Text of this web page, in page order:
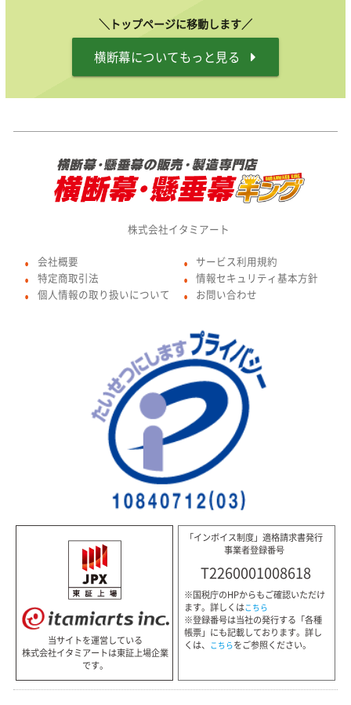
＼トップページに移動します／
横断幕についてもっと見る
株式会社イタミアート
● 会社概要
● 特定商取引法
● 個人情報の取り扱いについて
● サービス利用規約
● 情報セキュリティ基本方針
● お問い合わせ
当サイトを運営している
株式会社イタミアートは東証上場企業
です。
「インボイス制度」適格請求書発行
事業者登録番号
T2260001008618
※国税庁のHPからもご確認いただけ
ます。詳しくはこちら
※登録番号は当社の発行する「各種
帳票」にも記載しております。詳し
くは、 こちらをご参照ください。